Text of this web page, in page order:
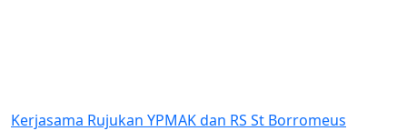
Bantuan Dana kepada Sinode
St Borromeus